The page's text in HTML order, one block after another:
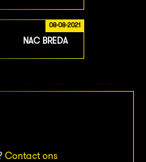
08-08-2021
NAC BREDA
Contact ons